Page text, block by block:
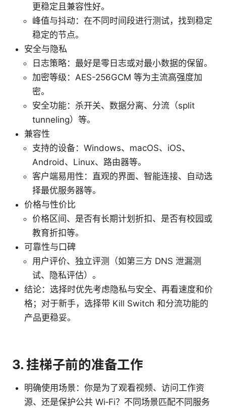
更稳定且兼容性好。
峰值与抖动：在不同时间段进行测试，找到稳定
稳定的节点。
安全与隐私
日志策略：最好是零日志或对最小数据的保留。
加密等级：AES-256GCM 等为主流高强度加
密。
安全功能：杀开关、数据分离、分流（split
tunneling）等。
兼容性
支持的设备：Windows、macOS、iOS、
Android、Linux、路由器等。
客户端易用性：直观的界面、智能连接、自动选
择最优服务器等。
价格与性价比
价格区间、是否有长期计划折扣、是否有校园或
教育折扣等。
可靠性与口碑
用户评价、独立评测（如第三方 DNS 泄漏测
试、隐私评估）。
结论：选择时优先考虑隐私与安全、再看速度和价
格；对于新手，选择带 Kill Switch 和分流功能的
产品更稳妥。
3. 挂梯子前的准备工作
明确使用场景：你是为了观看视频、访问工作资
源、还是保护公共 Wi‑Fi？不同场景匹配不同服务